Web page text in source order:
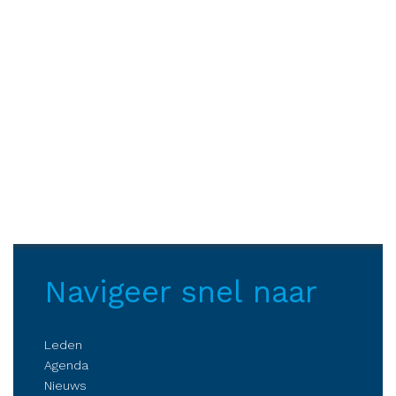
Navigeer snel naar
Leden
Agenda
Nieuws